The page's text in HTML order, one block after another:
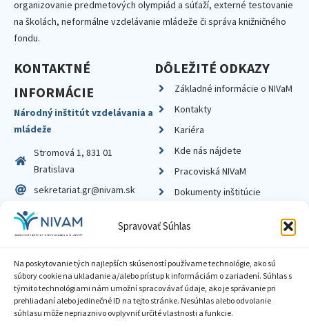
Spravovať Súhlas
Na poskytovanie tých najlepších skúseností používame technológie, ako sú
súbory cookie na ukladanie a/alebo prístup k informáciám o zariadení. Súhlas s
týmito technológiami nám umožní spracovávať údaje, ako je správanie pri
prehliadaní alebo jedinečné ID na tejto stránke. Nesúhlas alebo odvolanie
súhlasu môže nepriaznivo ovplyvniť určité vlastnosti a funkcie.
organizovanie predmetových olympiád a súťaží, externé testovanie
na školách, neformálne vzdelávanie mládeže či správa knižničného
fondu.
KONTAKTNÉ
INFORMÁCIE
Národný inštitút vzdelávania a
mládeže
Stromová 1, 831 01
Bratislava
sekretariat.gr@nivam.sk
IČO: 00164348
DIČ: 2020798714
DÔLEŽITÉ ODKAZY
Základné informácie o NIVaM
Kontakty
Kariéra
Kde nás nájdete
Pracoviská NIVaM
Dokumenty inštitúcie
Zásady ochrany súkromia